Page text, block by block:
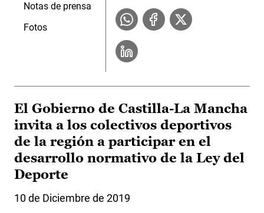
Notas de prensa
Fotos
El Gobierno de Castilla-La Mancha
invita a los colectivos deportivos
de la región a participar en el
desarrollo normativo de la Ley del
Deporte
10 de Diciembre de 2019